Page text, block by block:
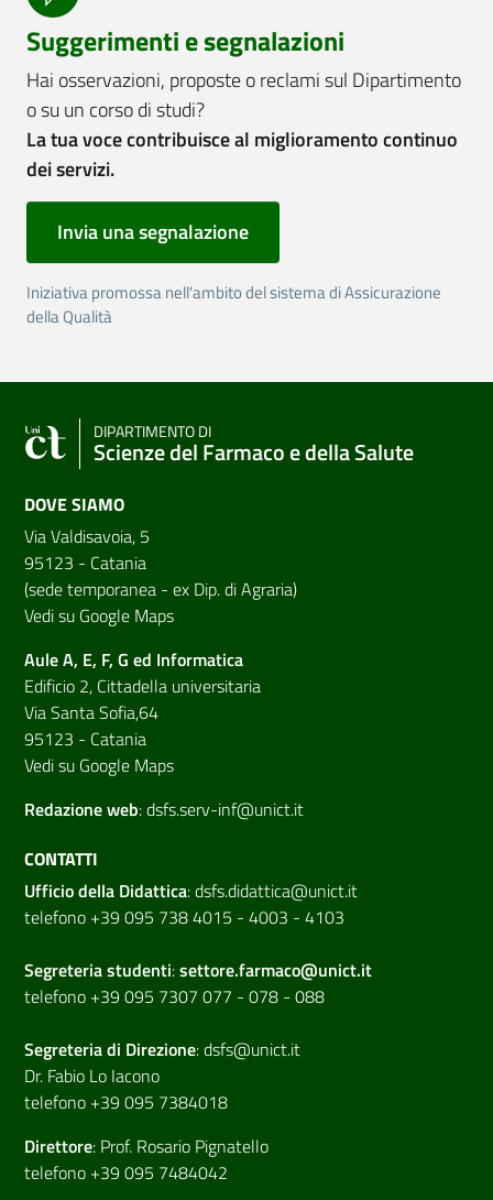
Suggerimenti e segnalazioni
Hai osservazioni, proposte o reclami sul Dipartimento
o su un corso di studi?
La tua voce contribuisce al miglioramento continuo
dei servizi.
Invia una segnalazione
Iniziativa promossa nell'ambito del sistema di Assicurazione
della Qualità
DIPARTIMENTO DI
Scienze del Farmaco e della Salute
DOVE SIAMO
Via Valdisavoia, 5
95123 - Catania
(sede temporanea - ex Dip. di Agraria)
Vedi su Google Maps
Aule A, E, F, G ed Informatica
Edificio 2, Cittadella universitaria
Via Santa Sofia,64
95123 - Catania
Vedi su Google Maps
Redazione web:dsfs.serv-inf@unict.it
CONTATTI
Ufficio della Didattica:dsfs.didattica@unict.it
telefono +39 095 738 4015 - 4003 - 4103
Segreteria studenti:settore.farmaco@unict.it
telefono +39 095 7307 077 - 078 - 088
Segreteria di Direzione:dsfs@unict.it
Dr. Fabio Lo Iacono
telefono +39 095 7384018
Direttore: Prof. Rosario Pignatello
telefono +39 095 7484042